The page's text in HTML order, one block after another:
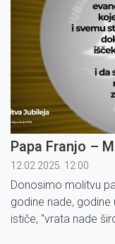
Papa Franjo –
12.02.2025. 12:00
Donosimo molitvu
godine nade,
ističe, ''vrata nade